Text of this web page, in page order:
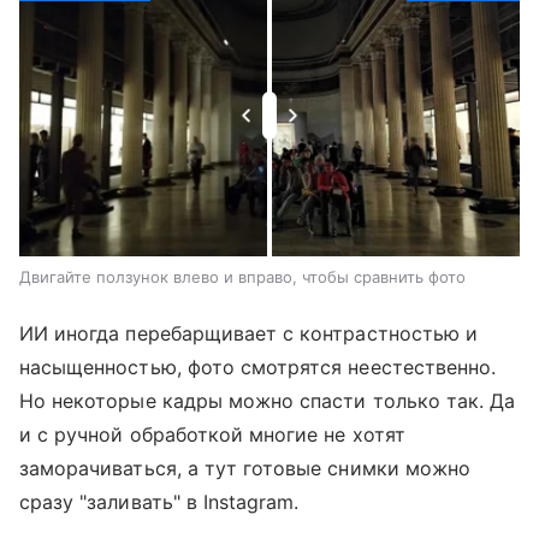
Двигайте ползунок влево и вправо, чтобы сравнить фото
ИИ иногда перебарщивает с контрастностью и
насыщенностью, фото смотрятся неестественно.
Но некоторые кадры можно спасти только так. Да
и с ручной обработкой многие не хотят
заморачиваться, а тут готовые снимки можно
сразу "заливать" в Instagram.